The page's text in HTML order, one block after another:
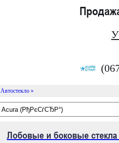
Автостекло »
Лобовые и боковые